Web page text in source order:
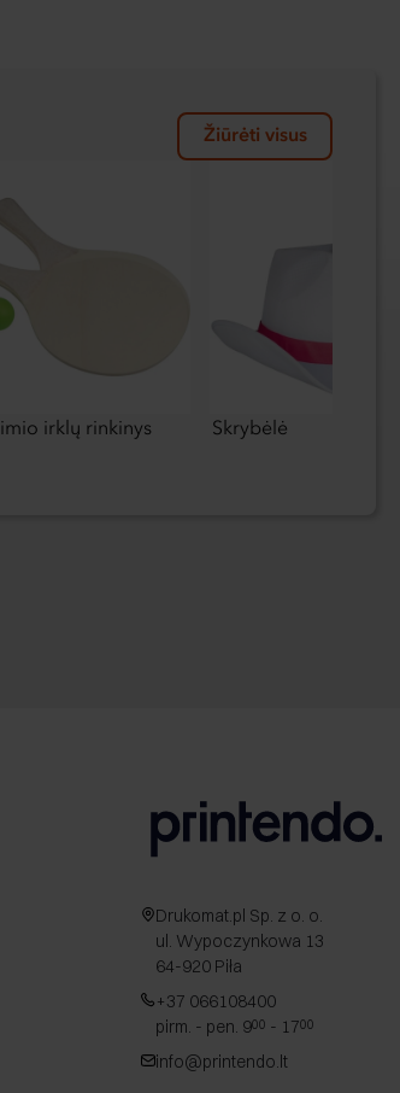
Žiūrėti visus
irklų rinkinys Skrybėlė
Drukomat.pl Sp. z o. o.
ul. Wypoczynkowa 13
64-920 Piła
+37 066108400
pirm. - pen. 900 - 1700
info@printendo.lt